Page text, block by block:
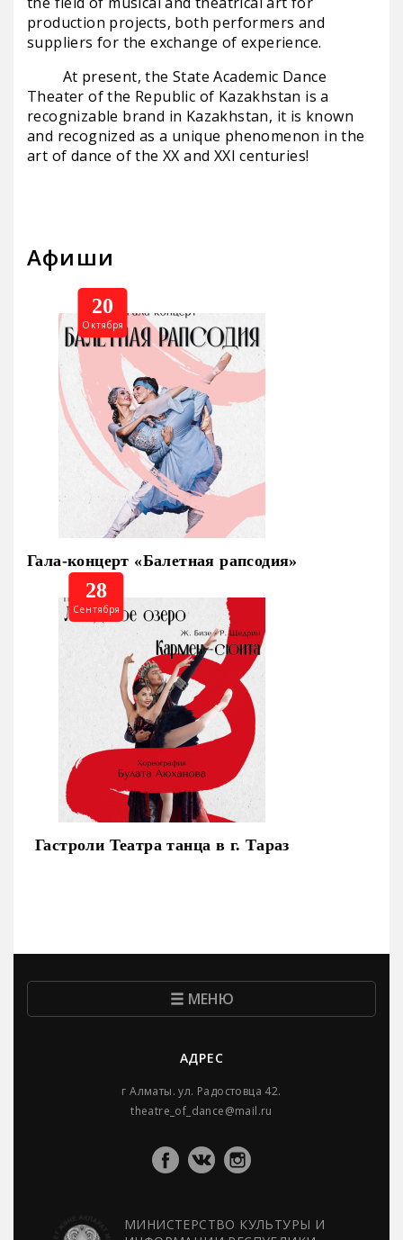
production projects, both performers and
suppliers for the exchange of experience.
At present, the State Academic Dance
Theater of the Republic of Kazakhstan is a
recognizable brand in Kazakhstan, it is known
and recognized as a unique phenomenon in the
art of dance of the ХХ and ХХI centuries!
Афиши
20
Октября
Гала-концерт «Балетная рапсодия»
28
Сентября
Гастроли Театра танца в г. Тараз
МЕНЮ
АДРЕС
г Алматы. ул. Радостовца 42.
theatre_of_dance@mail.ru
МИНИСТЕРСТВО КУЛЬТУРЫ И